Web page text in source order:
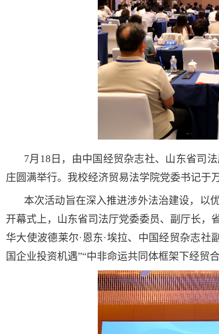
7月18日，由中国经贸杂志社、山东省司
庄圆满举行。我校经济贸易法学院党委书记于
本次活动旨在深入推进涉外法治建设，以
开幕式上，山东省司法厅党委委员、副厅长，
华大使波德莱尔·恩东·埃拉、中国经贸杂志
国企业投资机遇”“中非命运共同体框架下经贸